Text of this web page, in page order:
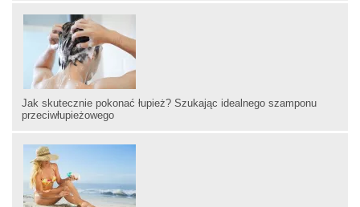
Jak skutecznie pokonać łupież? Szukając idealnego szamponu
przeciwłupieżowego